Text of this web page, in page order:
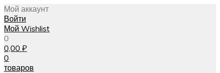
Мой аккаунт
Войти
Мой Wishlist
0
0,00 ₽
0
товаров